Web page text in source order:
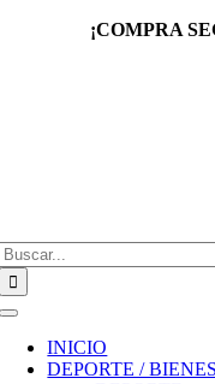
¡COMPRA
Toggle
Navigation
INICIO
DEPORTE /